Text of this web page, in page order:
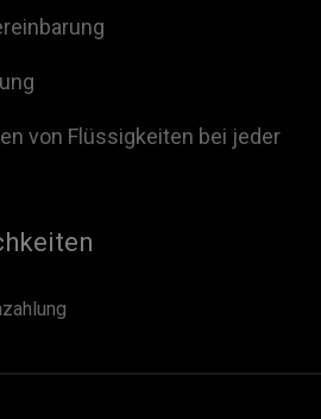
von Flüssigkeiten bei jeder